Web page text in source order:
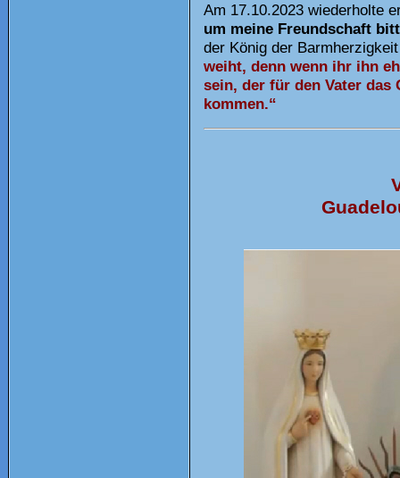
Am 17.10.2023 wiederholte
um meine Freundschaft
der König der
weiht, denn wenn ihr ihn
sein, der für den Vater
kommen.“